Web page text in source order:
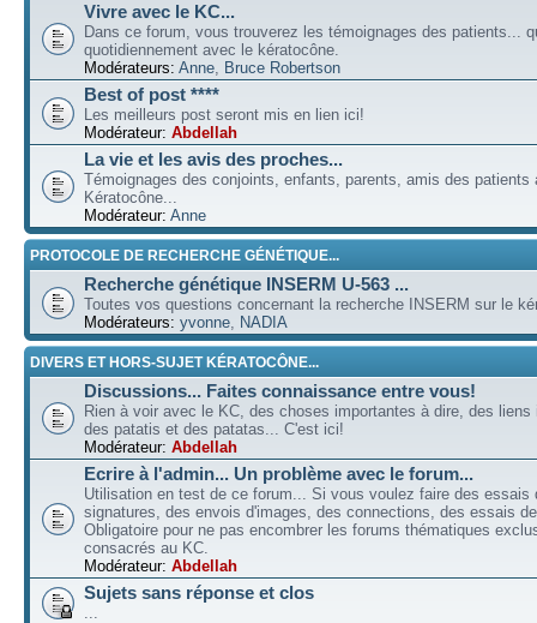
Vivre avec le KC...
Dans ce forum, vous trouverez les témoignages des patients...
quotidiennement avec le kératocône.
Modérateurs: Anne, Bruce Robertson
Best of post ****
Les meilleurs post seront mis en lien ici!
Modérateur: Abdellah
La vie et les avis des proches...
Témoignages des conjoints, enfants, parents, amis des patients
Kératocône...
Modérateur: Anne
PROTOCOLE DE RECHERCHE GÉNÉTIQUE...
Recherche génétique INSERM U-563 ...
Toutes vos questions concernant la recherche INSERM sur le
Modérateurs: yvonne, NADIA
DIVERS ET HORS-SUJET KÉRATOCÔNE...
Discussions... Faites connaissance entre vous!
Rien à voir avec le KC, des choses importantes à dire, des liens
des patatis et des patatas... C'est ici!
Modérateur: Abdellah
Ecrire à l'admin... Un problème avec le forum...
Utilisation en test de ce forum... Si vous voulez faire des essais
signatures, des envois d'images, des connections, des essais
Obligatoire pour ne pas encombrer les forums thématiques
consacrés au KC.
Modérateur: Abdellah
Sujets sans réponse et clos
...